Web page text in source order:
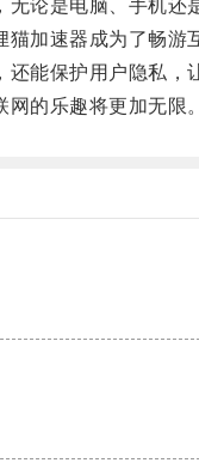
是电脑、手机还
加速器成为了畅游
保护用户隐私，
的乐趣将更加无限。